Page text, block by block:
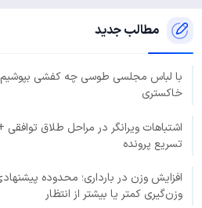
مطالب جدید
خاکستری
اشتباهات ویرانگر در مراحل طلاق توافقی
تسریع پرونده
وزن‌گیری کمتر یا بیشتر از انتظار